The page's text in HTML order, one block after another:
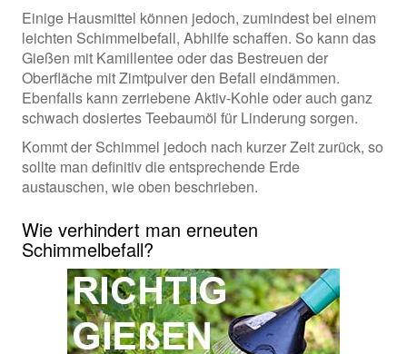
Einige Hausmittel können jedoch, zumindest bei einem
leichten Schimmelbefall, Abhilfe schaffen. So kann das
Gießen mit Kamillentee oder das Bestreuen der
Oberfläche mit Zimtpulver den Befall eindämmen.
Ebenfalls kann zerriebene Aktiv-Kohle oder auch ganz
schwach dosiertes Teebaumöl für Linderung sorgen.
Kommt der Schimmel jedoch nach kurzer Zeit zurück, so
sollte man definitiv die entsprechende Erde
austauschen, wie oben beschrieben.
Wie verhindert man erneuten
Schimmelbefall?